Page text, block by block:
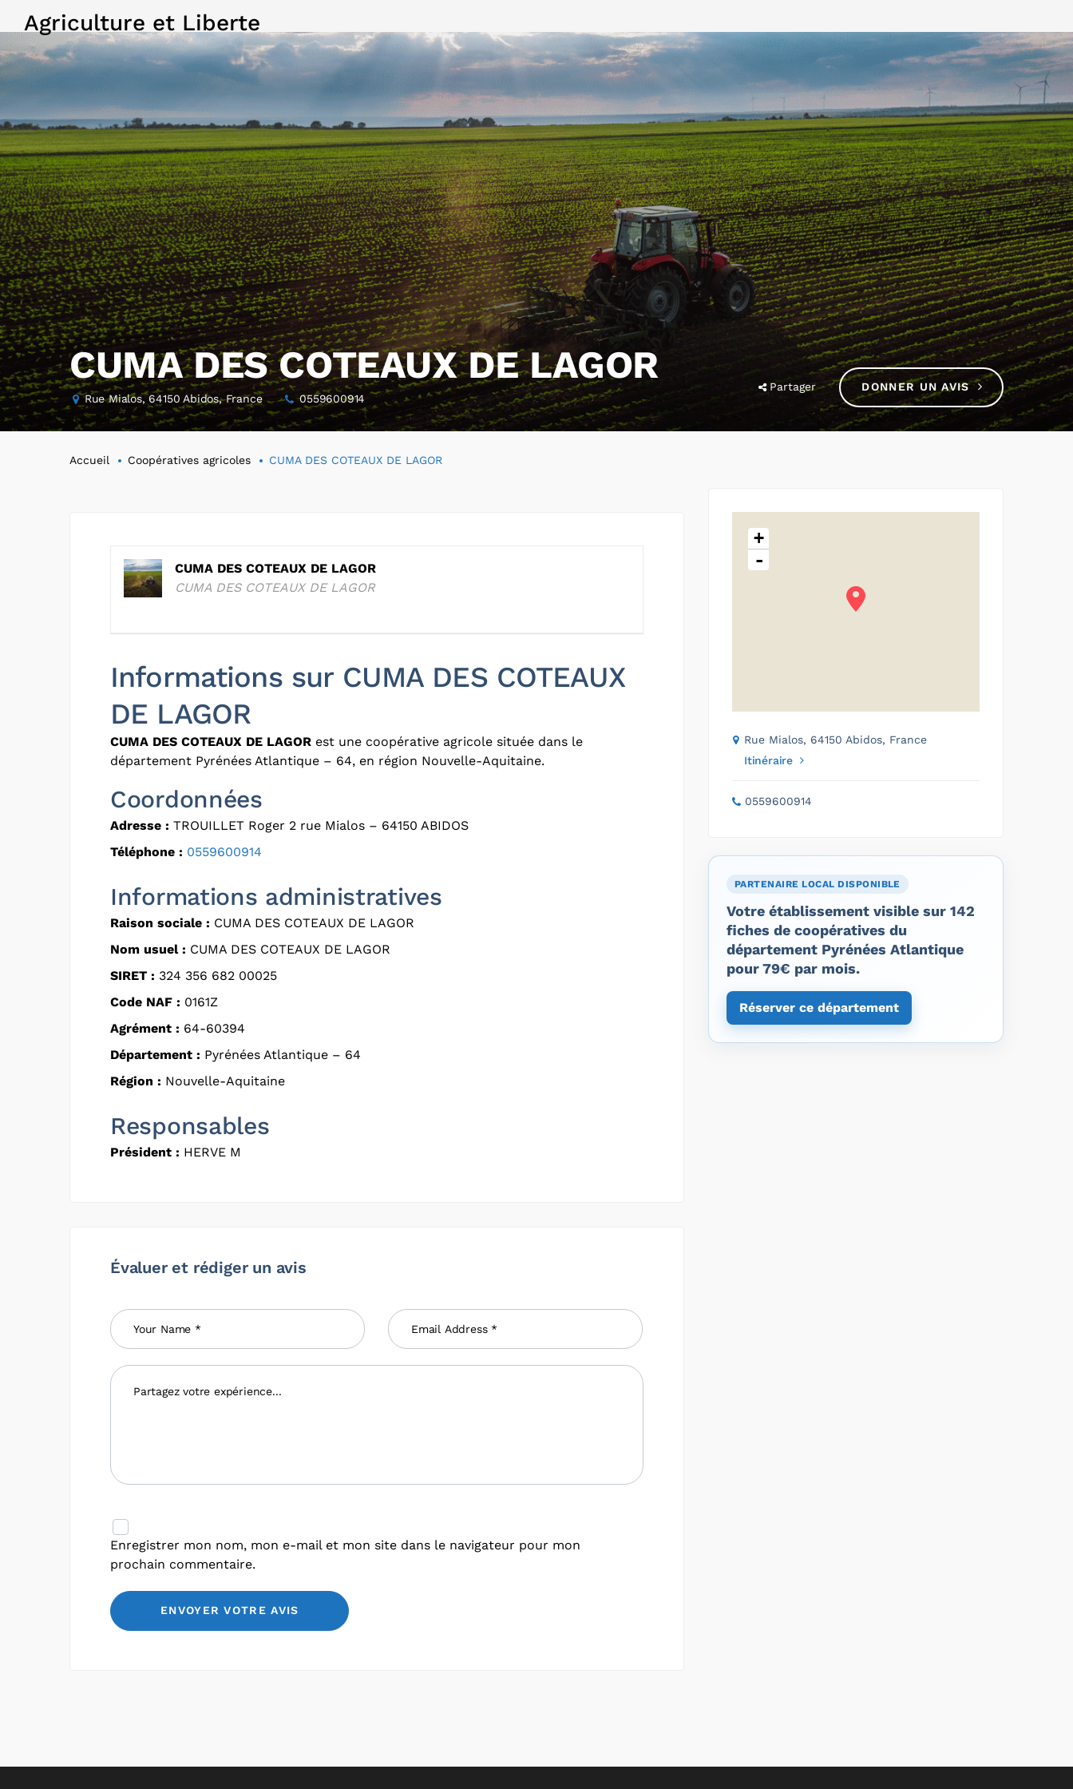
Agriculture et Liberte
CUMA DES COTEAUX DE LAGOR
Rue Mialos, 64150 Abidos, France 0559600914
Partager DONNER UN AVIS
Accueil Coopératives agricoles CUMA DES COTEAUX DE LAGOR
CUMA DES COTEAUX DE LAGOR
CUMA DES COTEAUX DE LAGOR
Informations sur CUMA DES COTEAUX
DE LAGOR
CUMA DES COTEAUX DE LAGOR est une coopérative agricole située dans le
département Pyrénées Atlantique – 64, en région Nouvelle-Aquitaine.
Coordonnées
Adresse : TROUILLET Roger 2 rue Mialos – 64150 ABIDOS
Téléphone : 0559600914
Informations administratives
Raison sociale : CUMA DES COTEAUX DE LAGOR
Nom usuel : CUMA DES COTEAUX DE LAGOR
SIRET : 324 356 682 00025
Code NAF : 0161Z
Agrément : 64-60394
Département : Pyrénées Atlantique – 64
Région : Nouvelle-Aquitaine
Responsables
Président : HERVE M
Évaluer et rédiger un avis
Enregistrer mon nom, mon e-mail et mon site dans le navigateur pour mon
prochain commentaire.
+
-
Rue Mialos, 64150 Abidos, France
Itinéraire
0559600914
PARTENAIRE LOCAL DISPONIBLE
Votre établissement visible sur 142
fiches de coopératives du
département Pyrénées Atlantique
pour 79€ par mois.
Réserver ce département